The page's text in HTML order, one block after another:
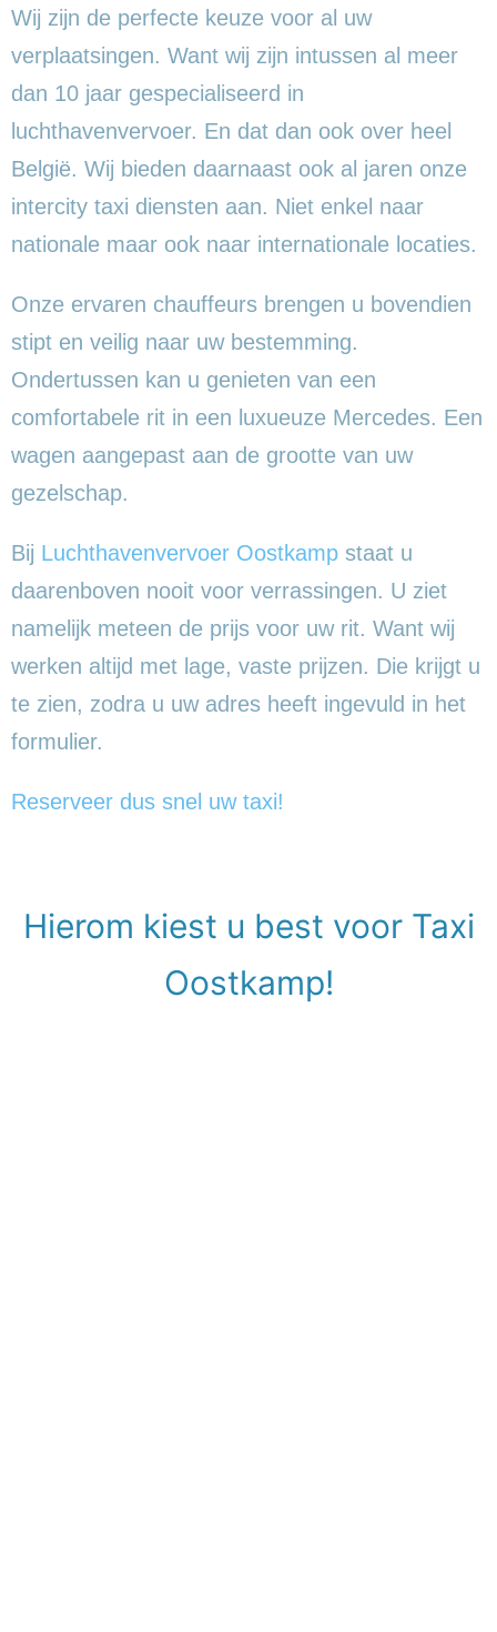
Wij zijn de perfecte keuze voor al uw
verplaatsingen. Want wij zijn intussen al meer
dan 10 jaar gespecialiseerd in
luchthavenvervoer. En dat dan ook over heel
België. Wij bieden daarnaast ook al jaren onze
intercity taxi diensten aan. Niet enkel naar
nationale maar ook naar internationale locaties.
Onze ervaren chauffeurs brengen u bovendien
stipt en veilig naar uw bestemming.
Ondertussen kan u genieten van een
comfortabele rit in een luxueuze Mercedes. Een
wagen aangepast aan de grootte van uw
gezelschap.
Bij Luchthavenvervoer Oostkamp staat u
daarenboven nooit voor verrassingen. U ziet
namelijk meteen de prijs voor uw rit. Want wij
werken altijd met lage, vaste prijzen. Die krijgt u
te zien, zodra u uw adres heeft ingevuld in het
formulier.
Reserveer dus snel uw taxi!
Hierom kiest u best voor Taxi
Oostkamp!